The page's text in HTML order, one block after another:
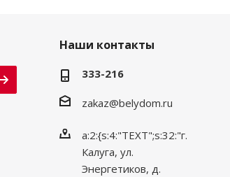
Наши контакты
333-216
zakaz@belydom.ru
a:2:{s:4:"TEXT";s:32:"г.
Калуга, ул.
Энергетиков, д.